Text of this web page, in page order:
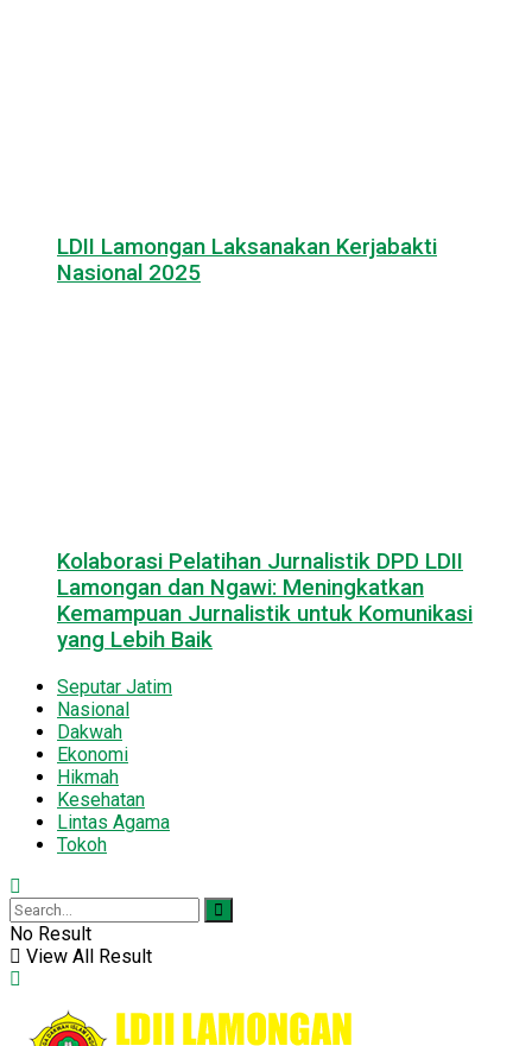
LDII Lamongan Laksanakan Kerjabakti
Nasional 2025
Kolaborasi Pelatihan Jurnalistik DPD LDII
Lamongan dan Ngawi: Meningkatkan
Kemampuan Jurnalistik untuk Komunikasi
yang Lebih Baik
Seputar Jatim
Nasional
Dakwah
Ekonomi
Hikmah
Kesehatan
Lintas Agama
Tokoh
No Result
View All Result